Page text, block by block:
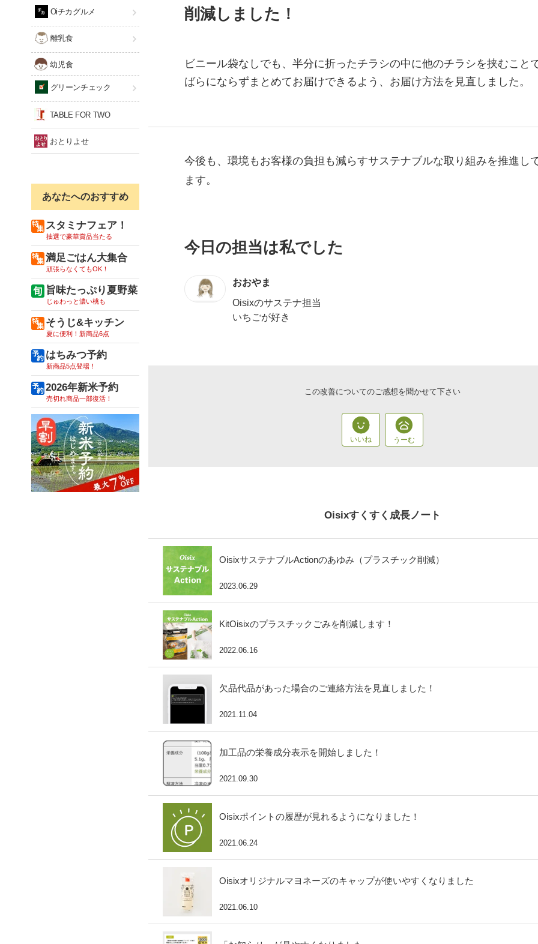
削減しました！
ビニール袋なしでも、半分に折ったチラシの中に他のチラシを挟むこと
ばらにならずまとめてお届けできるよう、お届け方法を見直しました。
今後も、環境もお客様の負担も減らすサステナブルな取り組みを推進し
ます。
今日の担当は私でした
おおやま
Oisixのサステナ担当
いちごが好き
この改善についてのご感想を聞かせて下さい
Oisixすくすく成長ノート
OisixサステナブルActionのあゆみ（プラスチック削減）
2023.06.29
KitOisixのプラスチックごみを削減します！
2022.06.16
欠品代品があった場合のご連絡方法を見直しました！
2021.11.04
加工品の栄養成分表示を開始しました！
2021.09.30
Oisixポイントの履歴が見れるようになりました！
2021.06.24
Oisixオリジナルマヨネーズのキャップが使いやすくなりました
2021.06.10
Oiチカグルメ
離乳食
幼児食
グリーンチェック
TABLE FOR TWO
おとりよせ
あなたへのおすすめ
スタミナフェア！
抽選で豪華賞品当たる
満足ごはん大集合
頑張らなくてもOK！
旨味たっぷり夏野菜
じゅわっと濃い桃も
そうじ&キッチン
夏に便利！新商品6点
はちみつ予約
新商品5点登場！
2026年新米予約
売切れ商品一部復活！